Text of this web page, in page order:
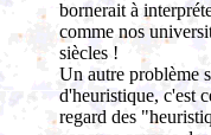
bornerait à
comme nos
siècles !
Un autre problème
d'heuristique, c'est
regard des